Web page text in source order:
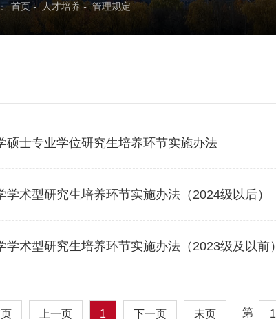
首页 - 人才培养 - 管理规定
硕士专业学位研究生培养环节实施办法
学术型研究生培养环节实施办法（2024级以后）
学术型研究生培养环节实施办法（2023级及以前）
上一页 1 下一页 末页 第 1